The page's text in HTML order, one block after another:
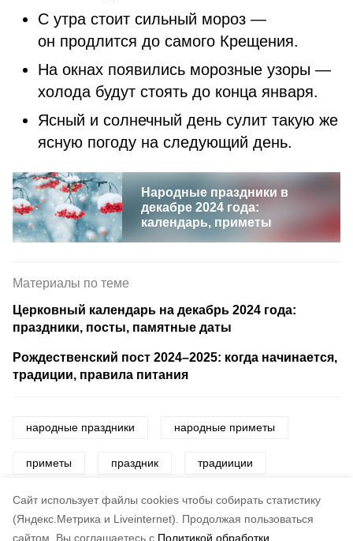
Cайт использует файлы cookies чтобы собирать статистику
(Яндекс.Метрика и Liveinternet).
Продолжая пользоваться
сайтом, Вы соглашаетесь с Политикой обработки
С утра стоит сильный мороз —
он продлится до самого Крещения.
На окнах появились морозные узоры —
холода будут стоять до конца января.
Ясный и солнечный день сулит такую же
ясную погоду на следующий день.
Народные праздники в
декабре 2024 года:
календарь, приметы
Материалы по теме
Церковный календарь на декабрь 2024 года:
праздники, посты, памятные даты
Рождественский пост 2024–2025: когда начинается,
традиции, правила питания
народные праздники народные приметы
приметы праздник традииции
поверья